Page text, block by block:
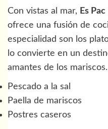
Con vistas al mar, Es Pac
ofrece una fusión de
especialidad son los
lo convierte en un
amantes de los mariscos.
Pescado a la sal
Paella de mariscos
Postres caseros